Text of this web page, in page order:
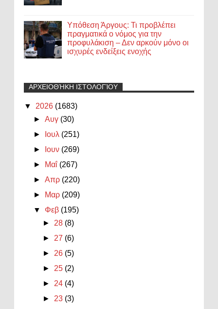
Υπόθεση Άργους: Τι προβλέπει
πραγματικά ο νόμος για την
προφυλάκιση – Δεν αρκούν μόνο οι
ισχυρές ενδείξεις ενοχής
ΑΡΧΕΙΟΘΉΚΗ ΙΣΤΟΛΟΓΊΟΥ
▼ 2026 (1683)
►Αυγ (30)
►
Ιουλ (251)
►
Ιουν (269)
►
Μαΐ (267)
►Απρ (220)
►
Μαρ (209)
▼ Φεβ (195)
►28 (8)
►27 (6)
►26 (5)
►25 (2)
►24 (4)
►23 (3)